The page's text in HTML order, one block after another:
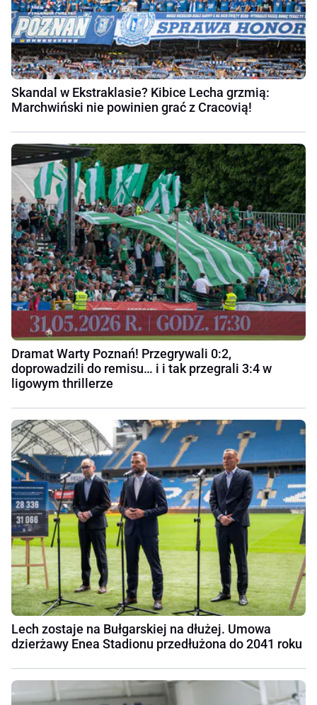
Skandal w Ekstraklasie? Kibice Lecha grzmią:
Marchwiński nie powinien grać z Cracovią!
Dramat Warty Poznań! Przegrywali 0:2,
doprowadzili do remisu… i i tak przegrali 3:4 w
ligowym thrillerze
Lech zostaje na Bułgarskiej na dłużej. Umowa
dzierżawy Enea Stadionu przedłużona do 2041 roku